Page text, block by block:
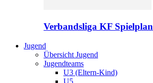
Verbandsliga KF Spielplan
Jugend
Übersicht Jugend
Jugendteams
U3 (Eltern-Kind)
U5